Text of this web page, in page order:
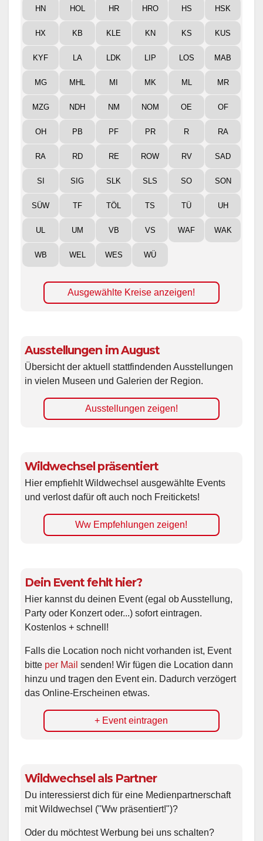
HN HOL HR HRO HS HSK
HX KB KLE KN KS KUS
KYF LA LDK LIP LOS MAB
MG MHL MI MK ML MR
MZG NDH NM NOM OE OF
OH PB PF PR R RA
RA RD RE ROW RV SAD
SI SIG SLK SLS SO SON
SÜW TF TÖL TS TÜ UH
UL UM VB VS WAF WAK
WB WEL WES WÜ
Ausgewählte Kreise anzeigen!
Ausstellungen im August
Übersicht der aktuell stattfindenden Ausstellungen
in vielen Museen und Galerien der Region.
Ausstellungen zeigen!
Wildwechsel präsentiert
Hier empfiehlt Wildwechsel ausgewählte Events
und verlost dafür oft auch noch Freitickets!
Ww Empfehlungen zeigen!
Dein Event fehlt hier?
Hier kannst du deinen Event (egal ob Ausstellung,
Party oder Konzert oder...) sofort eintragen.
Kostenlos + schnell!
Falls die Location noch nicht vorhanden ist, Event
bitte per Mail senden! Wir fügen die Location dann
hinzu und tragen den Event ein. Dadurch verzögert
das Online-Erscheinen etwas.
+ Event eintragen
Wildwechsel als Partner
Du interessierst dich für eine Medienpartnerschaft
mit Wildwechsel ("Ww präsentiert!")?
Oder du möchtest Werbung bei uns schalten?